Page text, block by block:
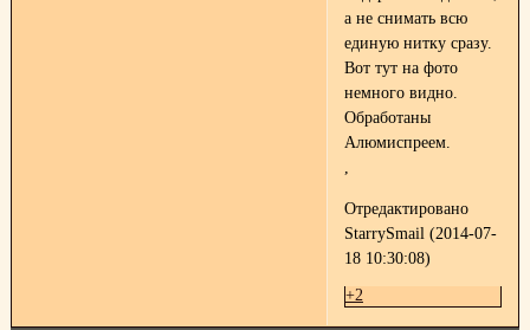
а не снимать всю
единую нитку сразу.
Вот тут на фото
немного видно.
Обработаны
Алюмиспреем.
Отредактировано
StarrySmail (2014-07-
18 10:30:08)
+2